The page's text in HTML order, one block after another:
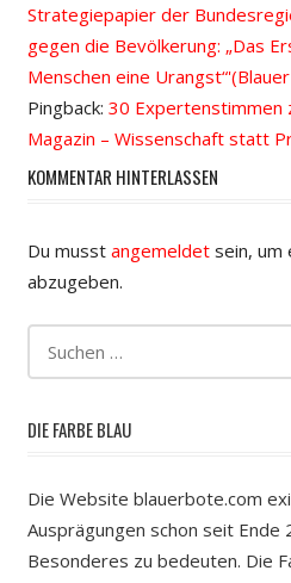
Strategiepapier der
gegen die Bevölkerung: „Das
Menschen eine
Pingback: 30 Expertenstimmen
Magazin – Wissenschaft statt
KOMMENTAR HINTERLASSEN
Du musst angemeldetsein, um
abzugeben.
DIE FARBE BLAU
Die Website blauerbote.com
Ausprägungen schon seit Ende
Besonderes zu bedeuten. Die